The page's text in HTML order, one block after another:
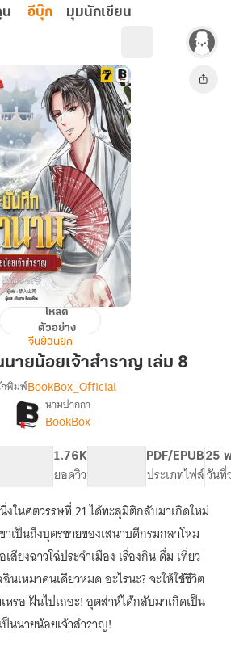
น อีบุ๊ก มุมนักเขียน
โหลด
ตัวอย่าง
จีนย้อนยุค
ายน้อยเจ้าสำราญ เล่ม 8
เรื่อง[จบ]
บันทึก
ตำนาน
นาย
น้อย
เจ้า
สำราญ
พิมพ์BookBox_Official
นามปากกา
BookBox
1.76K
ยอดวิว
PDF/EPUB
ประเภทไฟล์
25
วันที่
ในศตวรรษที่ 21 ได้ทะลุมิติกลับมาเกิดใหม่
าเป็นถึงบุตรชายของเสนาบดีกรมกลาโหม
สียงฉาวโฉ่ประจำเมือง เรื่องกิน ดื่ม เที่ยว
เหมาคนเดียวหมด อะไรนะ? จะให้ใช้ชีวิต
รอ ฝันไปเถอะ! อุตส่าห์ได้กลับมาเกิดเป็น
นนายน้อยเจ้าสำราญ!